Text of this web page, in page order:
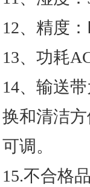
12、精度：
13、功耗
14、输送
换和清洁
可调。
15.不合格